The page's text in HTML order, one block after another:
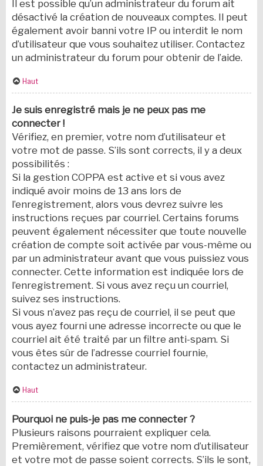
Il est possible qu’un administrateur du forum ait
désactivé la création de nouveaux comptes. Il peut
également avoir banni votre IP ou interdit le nom
d’utilisateur que vous souhaitez utiliser. Contactez
un administrateur du forum pour obtenir de l’aide.
Haut
Je suis enregistré mais je ne peux pas me
connecter !
Vérifiez, en premier, votre nom d’utilisateur et
votre mot de passe. S’ils sont corrects, il y a deux
possibilités :
Si la gestion COPPA est active et si vous avez
indiqué avoir moins de 13 ans lors de
l’enregistrement, alors vous devrez suivre les
instructions reçues par courriel. Certains forums
peuvent également nécessiter que toute nouvelle
création de compte soit activée par vous-même ou
par un administrateur avant que vous puissiez vous
connecter. Cette information est indiquée lors de
l’enregistrement. Si vous avez reçu un courriel,
suivez ses instructions.
Si vous n’avez pas reçu de courriel, il se peut que
vous ayez fourni une adresse incorrecte ou que le
courriel ait été traité par un filtre anti-spam. Si
vous êtes sûr de l’adresse courriel fournie,
contactez un administrateur.
Haut
Pourquoi ne puis-je pas me connecter ?
Plusieurs raisons pourraient expliquer cela.
Premièrement, vérifiez que votre nom d’utilisateur
et votre mot de passe soient corrects. S’ils le sont,